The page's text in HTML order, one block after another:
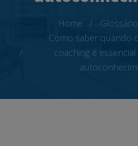
Home Glossário
Como saber quando
coaching é